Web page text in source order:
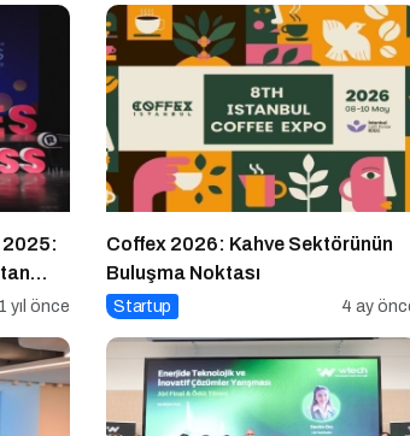
2025:
1 yıl önce
Coffex 2026: Kahve Sektörünün
Buluşma Noktası
Startup 4 ay